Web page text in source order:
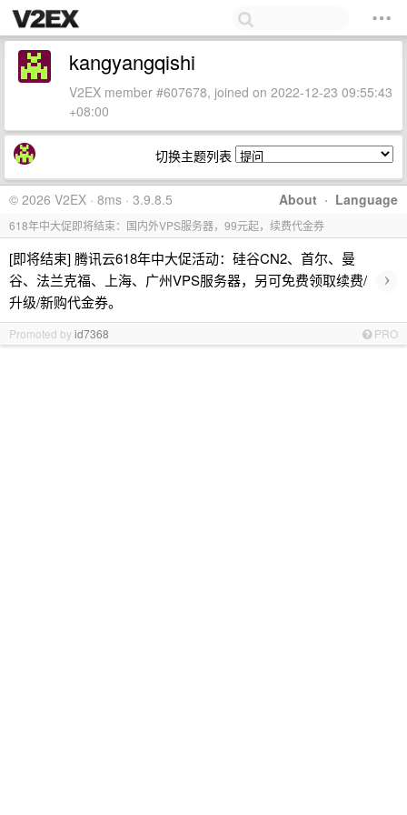
kangyangqishi
V2EX member #607678, joined on 2022-12-23 09:55:43
+08:00
切换主题列表
About · Language
© 2026 V2EX · 8ms · 3.9.8.5
618年中大促即将结束：国内外VPS服务器，99元起，续费代金券
[即将结束] 腾讯云618年中大促活动：硅谷CN2、首尔、曼
谷、法兰克福、上海、广州VPS服务器，另可免费领取续费/
升级/新购代金券。
›
Promoted byid7368 PRO